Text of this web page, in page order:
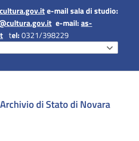
e-mail sala di studio:
e-mail:as-
tel:0321/398229
Archivio di Stato di Novara